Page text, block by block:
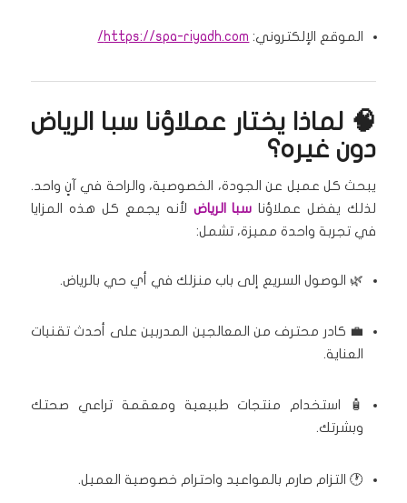
الموقع الإلكتروني: https://spa-riyadh.com/
🧠 لماذا يختار عملاؤنا سبا الرياض
دون غيره؟
يبحث كل عميل عن الجودة، الخصوصية، والراحة في آنٍ واحد.
لذلك يفضل عملاؤنا سبا الرياض لأنه يجمع كل هذه المزايا
في تجربة واحدة مميزة، تشمل:
🌿 الوصول السريع إلى باب منزلك في أي حي بالرياض.
💼 كادر محترف من المعالجين المدربين على أحدث تقنيات
العناية.
🧴 استخدام منتجات طبيعية ومعقمة تراعي صحتك
وبشرتك.
🕐 التزام صارم بالمواعيد واحترام خصوصية العميل.